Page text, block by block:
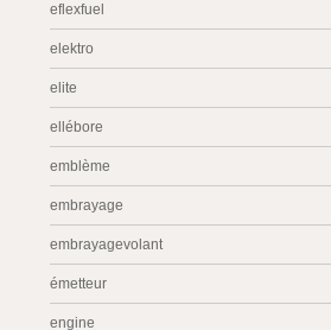
eflexfuel
elektro
elite
ellébore
emblème
embrayage
embrayagevolant
émetteur
engine